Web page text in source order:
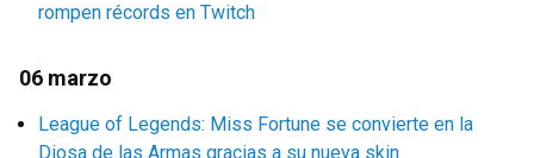
rompen récords en Twitch
06 marzo
League of Legends: Miss Fortune se convierte en la
Diosa de las Armas gracias a su nueva skin